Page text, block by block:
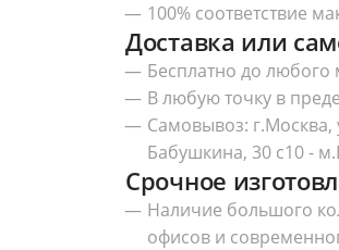
100% соответствие
Доставка или
Бесплатно до любого
В любую точку в
Самовывоз: г.Москва,
Бабушкина, 30 с10 -
Срочное
Наличие большого
офисов и